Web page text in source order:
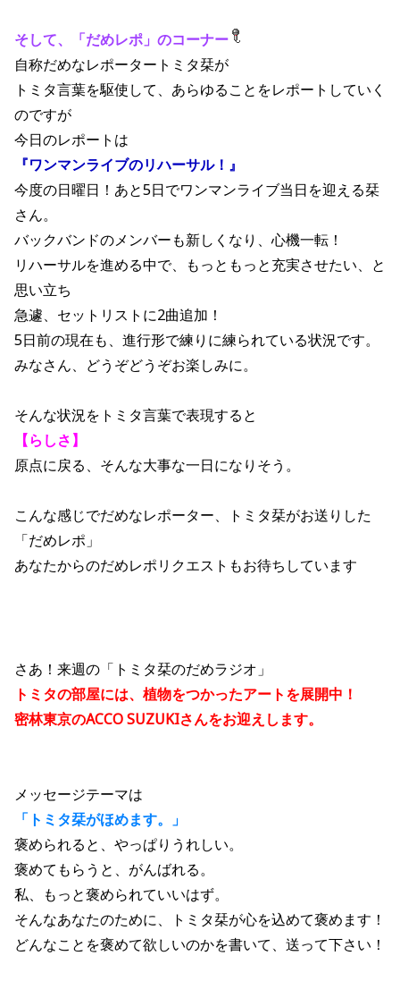
そして、「だめレポ」のコーナー
自称だめなレポータートミタ栞が
トミタ言葉を駆使して、あらゆることをレポートしていく
のですが
今日のレポートは
『ワンマンライブのリハーサル！』
今度の日曜日！あと5日でワンマンライブ当日を迎える栞
さん。
バックバンドのメンバーも新しくなり、心機一転！
リハーサルを進める中で、もっともっと充実させたい、と
思い立ち
急遽、セットリストに2曲追加！
5日前の現在も、進行形で練りに練られている状況です。
みなさん、どうぞどうぞお楽しみに。
そんな状況をトミタ言葉で表現すると
【らしさ】
原点に戻る、そんな大事な一日になりそう。
こんな感じでだめなレポーター、トミタ栞がお送りした
「だめレポ」
あなたからのだめレポリクエストもお待ちしています
さあ！来週の「トミタ栞のだめラジオ」
トミタの部屋には、植物をつかったアートを展開中！
密林東京のACCO SUZUKIさんをお迎えします。
メッセージテーマは
「トミタ栞がほめます。」
褒められると、やっぱりうれしい。
褒めてもらうと、がんばれる。
私、もっと褒められていいはず。
そんなあなたのために、トミタ栞が心を込めて褒めます！
どんなことを褒めて欲しいのかを書いて、送って下さい！